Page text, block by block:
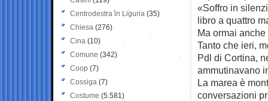
«Soffro in
libro a quattro
Ma ormai
Tanto che ieri,
Pdl di Cortina,
ammutinavano
La marea è
conversazioni
Centrodestra in Liguria (35)
Chiesa (276)
Cina (10)
Comune (342)
Coop (7)
Cossiga (7)
Costume (5.581)